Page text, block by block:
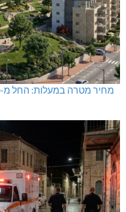
מחיר מטרה במעלות: החל מ-728,000 ₪